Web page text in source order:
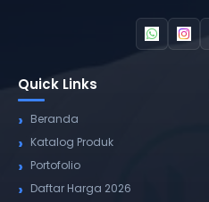
Quick Links
Beranda
Katalog Produk
Portofolio
Daftar Harga 2026